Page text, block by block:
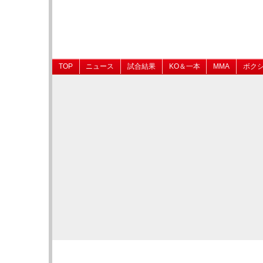
TOP ニュース 試合結果 KO＆一本 MMA ボク